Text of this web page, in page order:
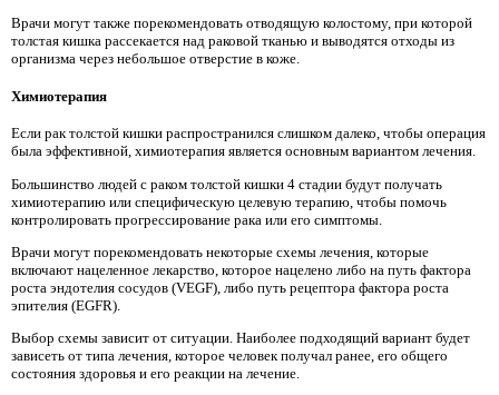
Врачи могут также порекомендовать отводящую колостому, при которой
толстая кишка рассекается над раковой тканью и выводятся отходы из
организма через небольшое отверстие в коже.
Химиотерапия
Если рак толстой кишки распространился слишком далеко, чтобы операция
была эффективной, химиотерапия является основным вариантом лечения.
Большинство людей с раком толстой кишки 4 стадии будут получать
химиотерапию или специфическую целевую терапию, чтобы помочь
контролировать прогрессирование рака или его симптомы.
Врачи могут порекомендовать некоторые схемы лечения, которые
включают нацеленное лекарство, которое нацелено либо на путь фактора
роста эндотелия сосудов (VEGF), либо путь рецептора фактора роста
эпителия (EGFR).
Выбор схемы зависит от ситуации. Наиболее подходящий вариант будет
зависеть от типа лечения, которое человек получал ранее, его общего
состояния здоровья и его реакции на лечение.